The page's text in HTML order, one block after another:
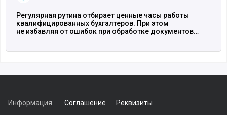
Регулярная рутина отбирает ценные часы работы
квалифицированных бухгалтеров. При этом
не избавляя от ошибок при обработке документов
Информация Соглашение Реквизиты